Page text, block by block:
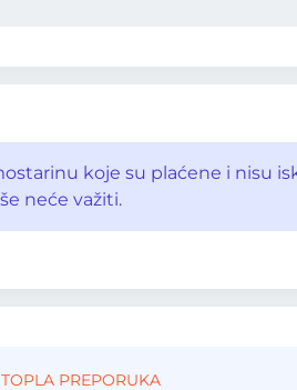
koje su plaćene i nisu
neće važiti.
TOPLA PREPORUKA